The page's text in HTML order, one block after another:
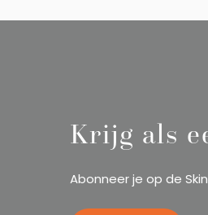
Krijg als
Abonneer je op de